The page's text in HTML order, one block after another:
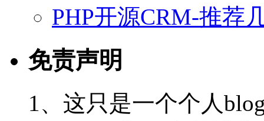
PHP开源CRM-推荐
免责声明
1、这只是一个个人